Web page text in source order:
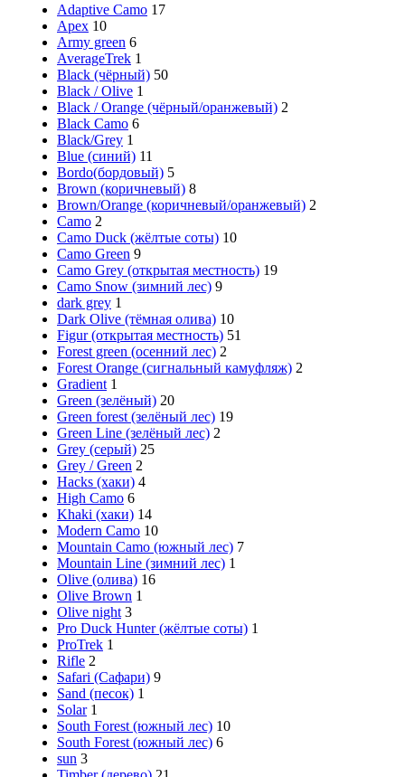
Adaptive Camo 17
Apex 10
Army green 6
AverageTrek 1
Black (чёрный) 50
Black / Olive 1
Black / Orange (чёрный/оранжевый) 2
Black Camo 6
Black/Grey 1
Blue (синий) 11
Bordo(бордовый) 5
Brown (коричневый) 8
Brown/Orange (коричневый/оранжевый) 2
Camo 2
Camo Duck (жёлтые соты) 10
Camo Green 9
Camo Grey (открытая местность) 19
Camo Snow (зимний лес) 9
dark grey 1
Dark Olive (тёмная олива) 10
Figur (открытая местность) 51
Forest green (осенний лес) 2
Forest Orange (сигнальный камуфляж) 2
Gradient 1
Green (зелёный) 20
Green forest (зелёный лес) 19
Green Line (зелёный лес) 2
Grey (серый) 25
Grey / Green 2
Hacks (хаки) 4
High Camo 6
Khaki (хаки) 14
Modern Cаmo 10
Mountain Camo (южный лес) 7
Mountain Line (зимний лес) 1
Olive (олива) 16
Olive Brown 1
Olive night 3
Pro Duck Hunter (жёлтые соты) 1
ProTrek 1
Rifle 2
Safari (Сафари) 9
Sand (песок) 1
Solar 1
South Forest (южный лес) 10
South Forest (южный лес) 6
sun 3